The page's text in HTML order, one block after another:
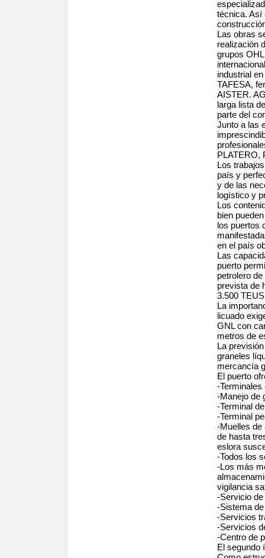
técnica. Así
Las obras
realización
grupos
industrial
TAFESA,
AISTER.
larga lista
parte del
Junto a las
PLATERO,
Los
país y
y de las
logístico y
Los
bien
los puertos
en el país
Las
puerto
petrolero
prevista de
3.500
La
licuado
GNL con
metros de
La
graneles
mercancía
El puerto
-
-Manejo de
-Terminal
-Terminal
-Muelles de
de hasta
eslora
-Todos los
-Los más
vigilancia
-Servicio
-Sistema
-Servicios
-Servicios
-Centro de
El segundo